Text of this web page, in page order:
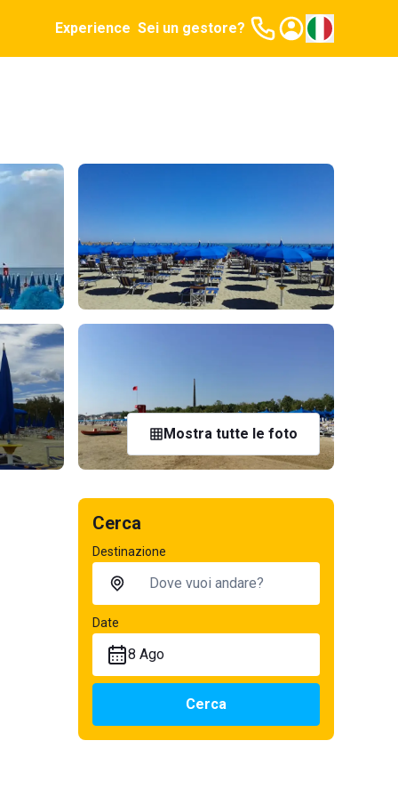
Experience Sei un gestore?
Mostra tutte le foto
Cerca
Destinazione
Date
8 Ago
Cerca